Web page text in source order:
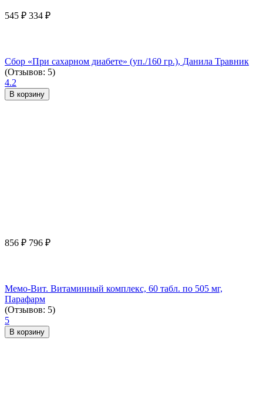
545 ₽ 334 ₽
Сбор «При сахарном диабете» (уп./160 гр.), Данила Травник
(Отзывов: 5)
4.2
В корзину
856 ₽ 796 ₽
Мемо-Вит. Витаминный комплекс, 60 табл. по 505 мг,
Парафарм
(Отзывов: 5)
5
В корзину